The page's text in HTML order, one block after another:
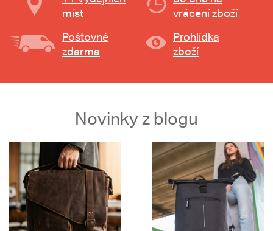
míst
vrácení zboží
Poštovné
zdarma
Prohlídka
zboží
Novinky z blogu